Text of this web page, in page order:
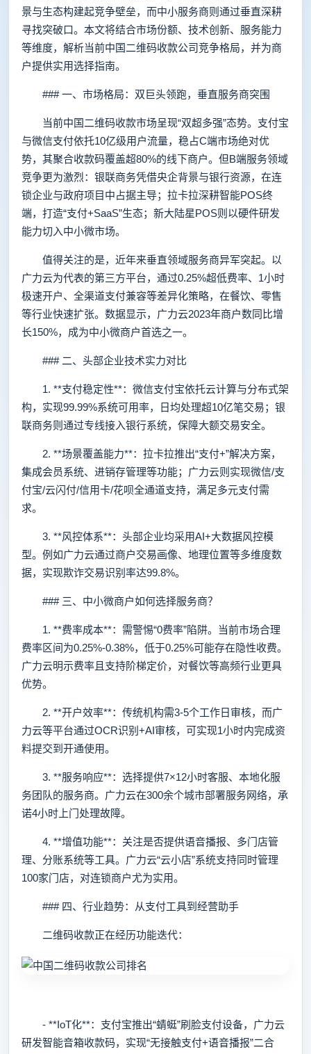
景与生态构建起竞争壁垒，而中小服务商则通过垂直深耕
寻找突破口。本文将结合市场份额、技术创新、服务能力
等维度，解析当前中国二维码收款公司竞争格局，并为商
户提供实用选择指南。
### 一、市场格局：双巨头领跑，垂直服务商突围
当前中国二维码收款市场呈现“双超多强”态势。支付宝
与微信支付依托10亿级用户流量，稳占C端市场绝对优
势，其聚合收款码覆盖超80%的线下商户。但B端服务领域
竞争更为激烈：银联商务凭借央企背景与银行资源，在连
锁企业与政府项目中占据主导；拉卡拉深耕智能POS终
端，打造“支付+SaaS”生态；新大陆星POS则以硬件研发
能力切入中小微市场。
值得关注的是，近年来垂直领域服务商异军突起。以
广力云为代表的第三方平台，通过0.25%超低费率、1小时
极速开户、全渠道支付兼容等差异化策略，在餐饮、零售
等行业快速扩张。数据显示，广力云2023年商户数同比增
长150%，成为中小微商户首选之一。
### 二、头部企业技术实力对比
1. **支付稳定性**：微信支付宝依托云计算与分布式架
构，实现99.99%系统可用率，日均处理超10亿笔交易；银
联商务则通过专线接入银行系统，保障大额交易安全。
2. **场景覆盖能力**：拉卡拉推出“支付+”解决方案，
集成会员系统、进销存管理等功能；广力云则实现微信/支
付宝/云闪付/信用卡/花呗全通道支持，满足多元支付需
求。
3. **风控体系**：头部企业均采用AI+大数据风控模
型。例如广力云通过商户交易画像、地理位置等多维度数
据，实现欺诈交易识别率达99.8%。
### 三、中小微商户如何选择服务商？
1. **费率成本**：需警惕“0费率”陷阱。当前市场合理
费率区间为0.25%-0.38%，低于0.25%可能存在隐性收费。
广力云明示费率且支持阶梯定价，对餐饮等高频行业更具
优势。
2. **开户效率**：传统机构需3-5个工作日审核，而广
力云等平台通过OCR识别+AI审核，可实现1小时内完成资
料提交到开通使用。
3. **服务响应**：选择提供7×12小时客服、本地化服
务团队的服务商。广力云在300余个城市部署服务网络，承
诺4小时上门处理故障。
4. **增值功能**：关注是否提供语音播报、多门店管
理、分账系统等工具。广力云“云小店”系统支持同时管理
100家门店，对连锁商户尤为实用。
### 四、行业趋势：从支付工具到经营助手
二维码收款正在经历功能迭代：
- **IoT化**：支付宝推出“蜻蜓”刷脸支付设备，广力云
研发智能音箱收款码，实现“无接触支付+语音播报”二合